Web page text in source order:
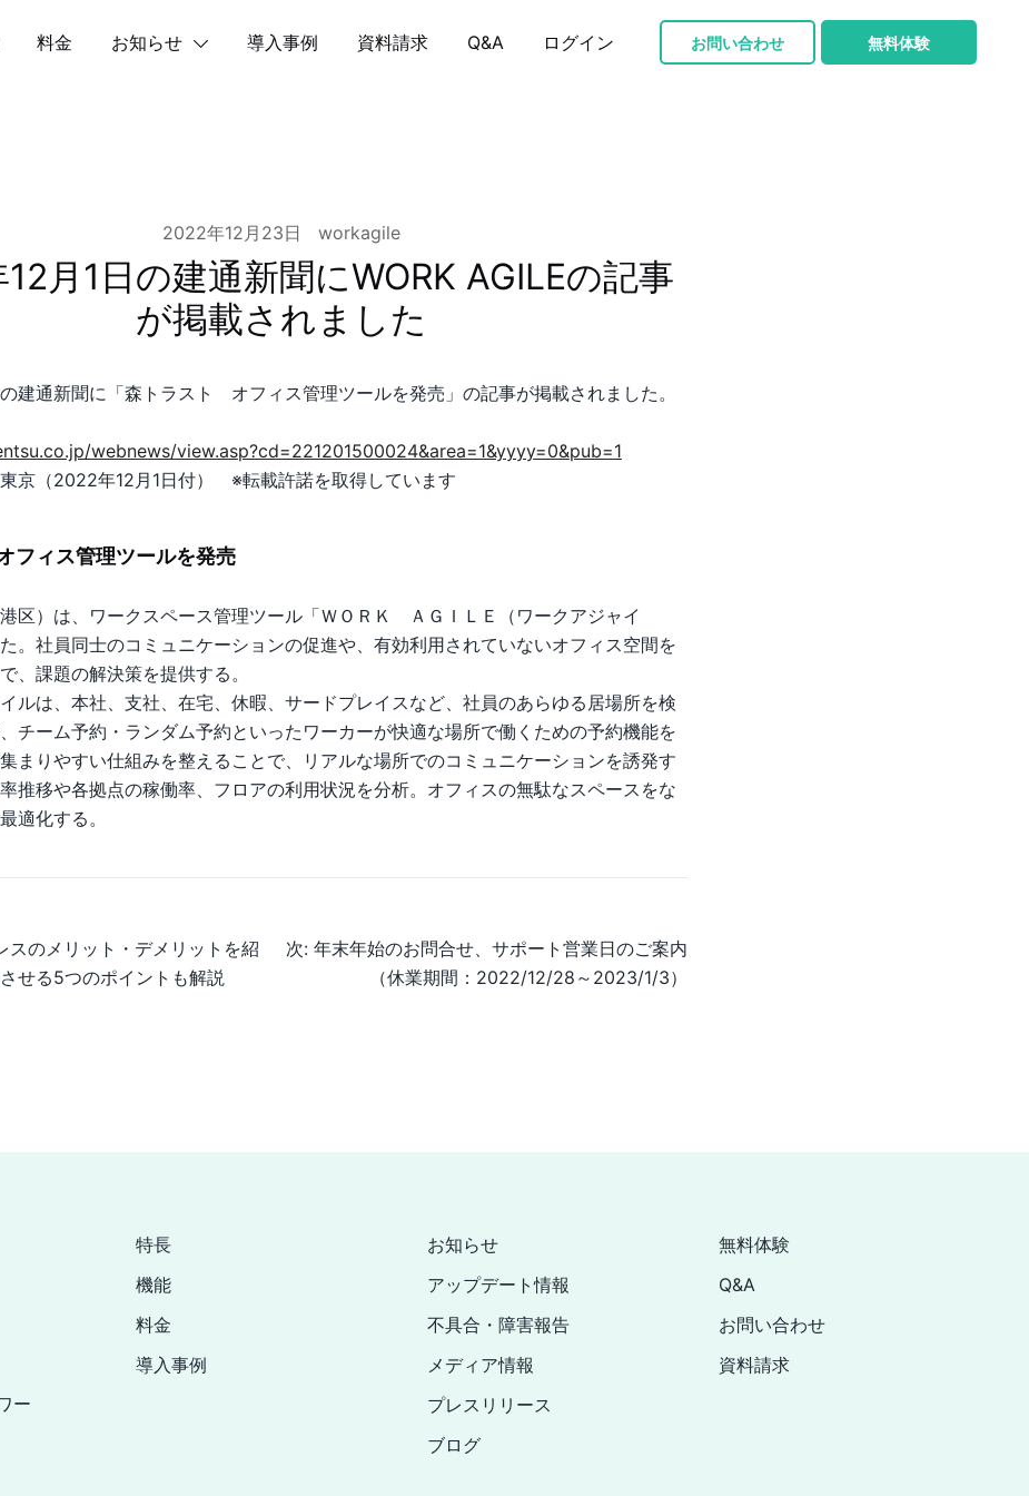
料金 お知らせ 導入事例 資料請求 Q&A ログイン お問い合わせ 無料体験
2022年12月23日 workagile
月1日の建通新聞にWORK AGILEの記事
が掲載されました
建通新聞に「森トラスト オフィス管理ツールを発売」の記事が掲載されました。
webnews/view.asp?cd=221201500024&area=1&yyyy=0&pub=1
京（2022年12月1日付） ※転載許諾を取得しています
ィス管理ツールを発売
区）は、ワークスペース管理ツール「ＷＯＲＫ ＡＧＩＬＥ（ワークアジャイ
。社員同士のコミュニケーションの促進や、有効利用されていないオフィス空間を
、課題の解決策を提供する。
ルは、本社、支社、在宅、休暇、サードプレイスなど、社員のあらゆる居場所を検
チーム予約・ランダム予約といったワーカーが快適な場所で働くための予約機能を
まりやすい仕組みを整えることで、リアルな場所でのコミュニケーションを誘発す
推移や各拠点の稼働率、フロアの利用状況を分析。オフィスの無駄なスペースをな
適化する。
スのメリット・デメリットを紹
せる5つのポイントも解説
次: 年末年始のお問合せ、サポート営業日のご案内
（休業期間：2022/12/28～2023/1/3）
ー
特長
機能
料金
導入事例
お知らせ
アップデート情報
不具合・障害報告
メディア情報
プレスリリース
ブログ
無料体験
Q&A
お問い合わせ
資料請求